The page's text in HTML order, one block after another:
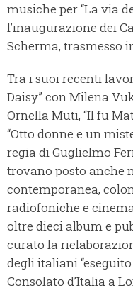
musiche per “La via
l’inaugurazione dei
Scherma, trasmesso
Tra i suoi recenti
Daisy” con Milena
Ornella Muti, “Il fu
“Otto donne e un
regia di Guglielmo
trovano posto anche
contemporanea,
radiofoniche e
oltre dieci album e
curato la
degli italiani
Consolato d’Italia a